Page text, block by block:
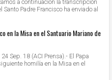
a continuación la transcripción
Padre Francisco ha enviado al
en la Misa en el Santuario Mariano de
Sep. 18 (ACI Prensa).- El Papa
homilía en la Misa en el